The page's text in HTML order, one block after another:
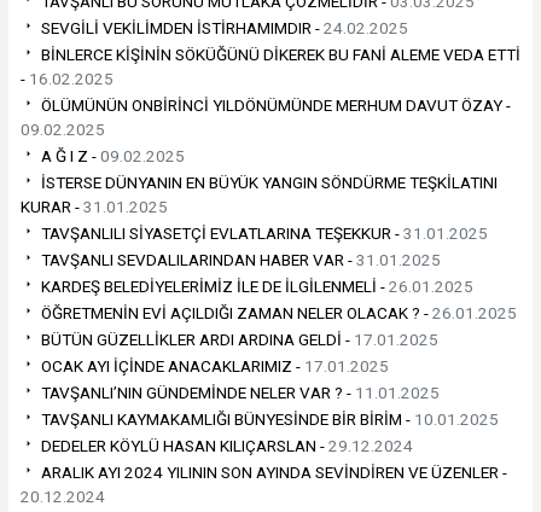
SEVGİLİ VEKİLİMDEN İSTİRHAMIMDIR -24.02.2025
BİNLERCE KİŞİNİN SÖKÜĞÜNÜ DİKEREK BU FANİ ALEME VEDA ETTİ
- 16.02.2025
ÖLÜMÜNÜN ONBİRİNCİ YILDÖNÜMÜNDE MERHUM DAVUT ÖZAY -
09.02.2025
A Ğ I Z -09.02.2025
İSTERSE DÜNYANIN EN BÜYÜK YANGIN SÖNDÜRME TEŞKİLATINI
KURAR -31.01.2025
TAVŞANLILI SİYASETÇİ EVLATLARINA TEŞEKKUR -31.01.2025
TAVŞANLI SEVDALILARINDAN HABER VAR -31.01.2025
KARDEŞ BELEDİYELERİMİZ İLE DE İLGİLENMELİ -26.01.2025
ÖĞRETMENİN EVİ AÇILDIĞI ZAMAN NELER OLACAK ? -26.01.2025
BÜTÜN GÜZELLİKLER ARDI ARDINA GELDİ - 17.01.2025
OCAK AYI İÇİNDE ANACAKLARIMIZ - 17.01.2025
TAVŞANLI’NIN GÜNDEMİNDE NELER VAR ? - 11.01.2025
TAVŞANLI KAYMAKAMLIĞI BÜNYESİNDE BİR BİRİM - 10.01.2025
DEDELER KÖYLÜ HASAN KILIÇARSLAN -29.12.2024
ARALIK AYI 2024 YILININ SON AYINDA SEVİNDİREN VE ÜZENLER -
20.12.2024